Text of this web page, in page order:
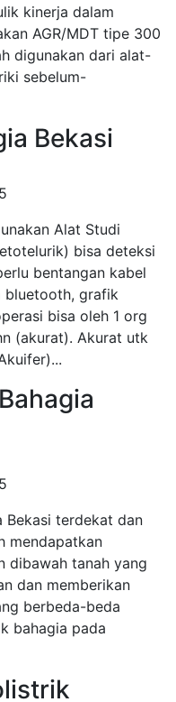
kinerja dalam
AGR/MDT tipe 300
digunakan dari alat-
sebelum-
Bekasi
Alat Studi
bisa deteksi
bentangan kabel
bluetooth, grafik
bisa oleh 1 org
(akurat). Akurat utk
Bekasi terdekat dan
mendapatkan
dibawah tanah yang
dan memberikan
berbeda-beda
bahagia pada